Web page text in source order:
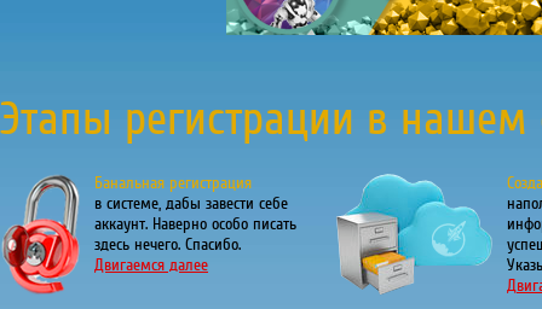
Этапы регистрации в нашем
Банальная регистрация
в системе, дабы завести себе
аккаунт. Наверно особо писать
здесь нечего. Спасибо.
Двигаемся далее